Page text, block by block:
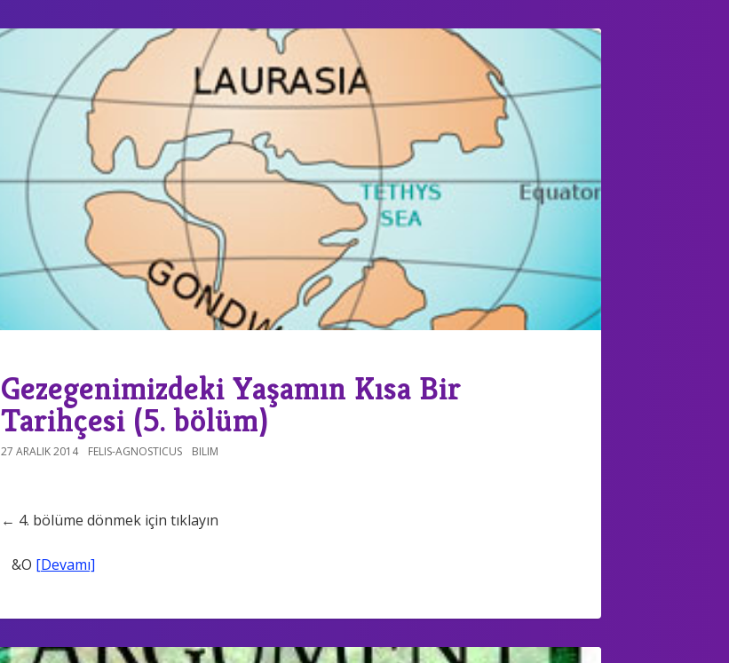
Gezegenimizdeki Yaşamın Kısa Bir
Tarihçesi (5. bölüm)
27 ARALIK 2014 FELIS-AGNOSTICUS BILIM
← 4. bölüme dönmek için tıklayın
&O [Devamı]